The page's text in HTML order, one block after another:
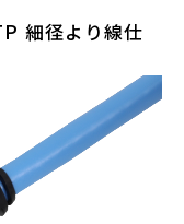
細径より線仕